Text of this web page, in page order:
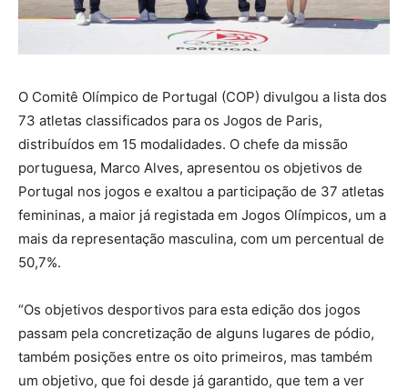
O Comitê Olímpico de Portugal (COP) divulgou a lista dos
73 atletas classificados para os Jogos de Paris,
distribuídos em 15 modalidades. O chefe da missão
portuguesa, Marco Alves, apresentou os objetivos de
Portugal nos jogos e exaltou a participação de 37 atletas
femininas, a maior já registada em Jogos Olímpicos, um a
mais da representação masculina, com um percentual de
50,7%.
“Os objetivos desportivos para esta edição dos jogos
passam pela concretização de alguns lugares de pódio,
também posições entre os oito primeiros, mas também
um objetivo, que foi desde já garantido, que tem a ver